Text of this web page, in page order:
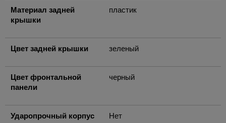
Материал задней
крышки
пластик
Цвет задней крышки зеленый
Цвет фронтальной
панели
черный
Ударопрочный корпус Нет